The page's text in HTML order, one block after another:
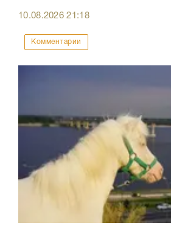
10.08.202621:18
Комментарии